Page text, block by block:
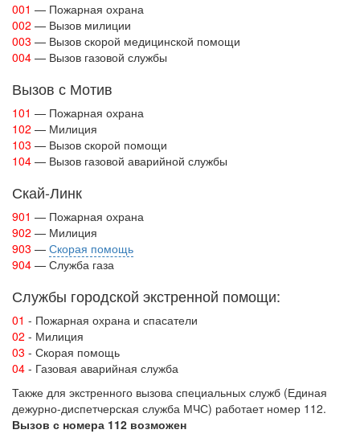
001 — Пожарная охрана
002 — Вызов милиции
003 — Вызов скорой медицинской помощи
004 — Вызов газовой службы
Вызов с Мотив
101 — Пожарная охрана
102 — Милиция
103 — Вызов скорой помощи
104 — Вызов газовой аварийной службы
Скай-Линк
901 — Пожарная охрана
902 — Милиция
903 — Скорая помощь
904 — Служба газа
Службы городской экстренной помощи:
01 - Пожарная охрана и спасатели
02 - Милиция
03 - Скорая помощь
04 - Газовая аварийная служба
Также для экстренного вызова специальных служб (Единая
дежурно-диспетчерская служба МЧС) работает номер 112.
Вызов с номера 112 возможен